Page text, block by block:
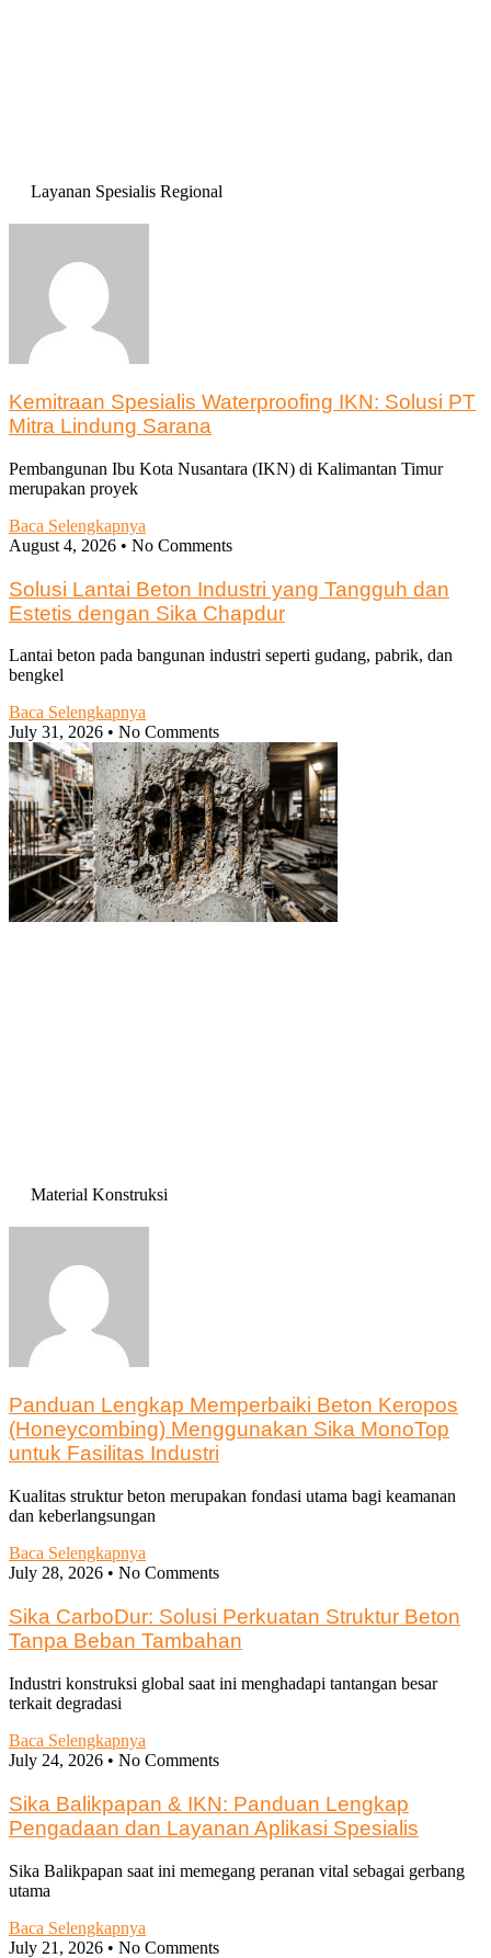
Layanan Spesialis Regional
Kemitraan Spesialis Waterproofing IKN: Solusi PT
Mitra Lindung Sarana
Pembangunan Ibu Kota Nusantara (IKN) di Kalimantan Timur
merupakan proyek
Baca Selengkapnya
August 4, 2026
No Comments
Solusi Lantai Beton Industri yang Tangguh dan
Estetis dengan Sika Chapdur
Lantai beton pada bangunan industri seperti gudang, pabrik, dan
bengkel
Baca Selengkapnya
July 31, 2026
No Comments
Material Konstruksi
Panduan Lengkap Memperbaiki Beton Keropos
(Honeycombing) Menggunakan Sika MonoTop
untuk Fasilitas Industri
Kualitas struktur beton merupakan fondasi utama bagi keamanan
dan keberlangsungan
Baca Selengkapnya
July 28, 2026
No Comments
Sika CarboDur: Solusi Perkuatan Struktur Beton
Tanpa Beban Tambahan
Industri konstruksi global saat ini menghadapi tantangan besar
terkait degradasi
Baca Selengkapnya
July 24, 2026
No Comments
Sika Balikpapan & IKN: Panduan Lengkap
Pengadaan dan Layanan Aplikasi Spesialis
Sika Balikpapan saat ini memegang peranan vital sebagai gerbang
utama
Baca Selengkapnya
July 21, 2026
No Comments